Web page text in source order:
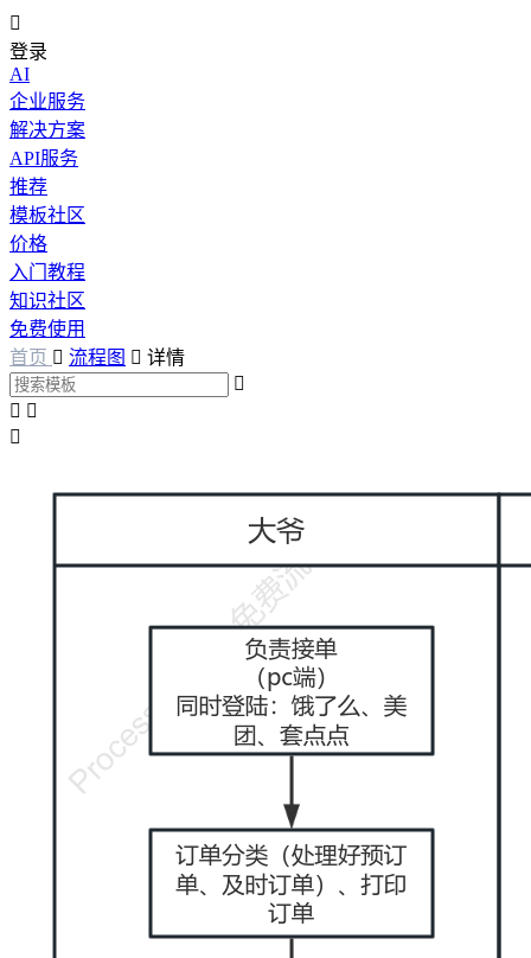

登录
AI
企业服务
解决方案
API服务
推荐
模板社区
价格
入门教程
知识社区
免费使用
首页  流程图  详情

 
